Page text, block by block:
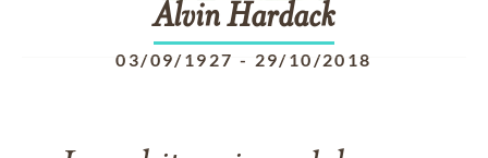
AlvinHardack
03/09/1927 - 29/10/2018